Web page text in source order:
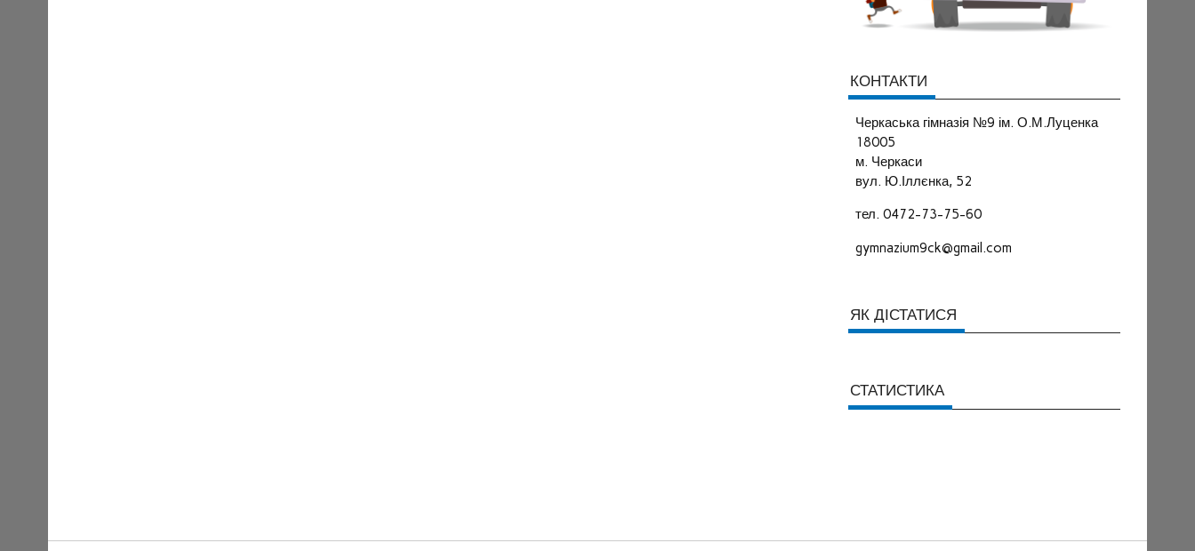
КОНТАКТИ
Черкаська гімназія №9 ім. О.М.Луценка
18005
м. Черкаси
вул. Ю.Іллєнка, 52
тел. 0472-73-75-60
gymnazium9ck@gmail.com
ЯК ДІСТАТИСЯ
СТАТИСТИКА